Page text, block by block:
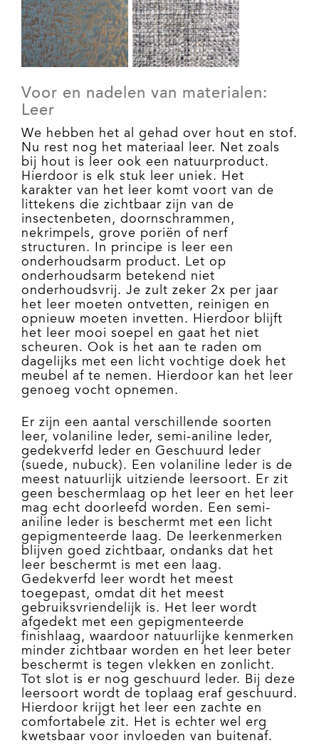
Voor en nadelen van materialen:
Leer
We hebben het al gehad over hout en stof.
Nu rest nog het materiaal leer. Net zoals
bij hout is leer ook een natuurproduct.
Hierdoor is elk stuk leer uniek. Het
karakter van het leer komt voort van de
littekens die zichtbaar zijn van de
insectenbeten, doornschrammen,
nekrimpels, grove poriën of nerf
structuren. In principe is leer een
onderhoudsarm product. Let op
onderhoudsarm betekend niet
onderhoudsvrij. Je zult zeker 2x per jaar
het leer moeten ontvetten, reinigen en
opnieuw moeten invetten. Hierdoor blijft
het leer mooi soepel en gaat het niet
scheuren. Ook is het aan te raden om
dagelijks met een licht vochtige doek het
meubel af te nemen. Hierdoor kan het leer
genoeg vocht opnemen.
Er zijn een aantal verschillende soorten
leer, volaniline leder, semi-aniline leder,
gedekverfd leder en Geschuurd leder
(suede, nubuck). Een volaniline leder is de
meest natuurlijk uitziende leersoort. Er zit
geen beschermlaag op het leer en het leer
mag echt doorleefd worden. Een semi-
aniline leder is beschermt met een licht
gepigmenteerde laag. De leerkenmerken
blijven goed zichtbaar, ondanks dat het
leer beschermt is met een laag.
Gedekverfd leer wordt het meest
toegepast, omdat dit het meest
gebruiksvriendelijk is. Het leer wordt
afgedekt met een gepigmenteerde
finishlaag, waardoor natuurlijke kenmerken
minder zichtbaar worden en het leer beter
beschermt is tegen vlekken en zonlicht.
Tot slot is er nog geschuurd leder. Bij deze
leersoort wordt de toplaag eraf geschuurd.
Hierdoor krijgt het leer een zachte en
comfortabele zit. Het is echter wel erg
kwetsbaar voor invloeden van buitenaf.